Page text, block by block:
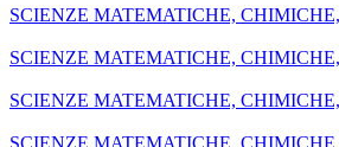
SCIENZE MATEMATICHE,
SCIENZE MATEMATICHE, CHIMICHE,
SCIENZE MATEMATICHE, CHIMICHE,
SCIENZE MATEMATICHE, CHIMICHE,